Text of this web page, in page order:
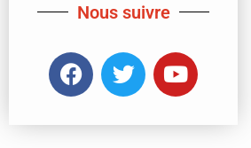
Nous suivre